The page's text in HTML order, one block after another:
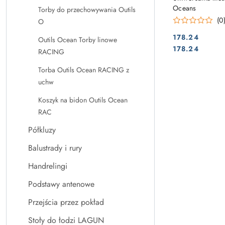
Torby do przechowywania Outils
O
Outils Ocean Torby linowe
RACING
Torba Outils Ocean RACING z
uchw
Koszyk na bidon Outils Ocean
RAC
Półkluzy
Balustrady i rury
Handrelingi
Podstawy antenowe
Przejścia przez pokład
Stoły do łodzi LAGUN
Oceans
(0)
Cena:
178.24
Cena:
178.24